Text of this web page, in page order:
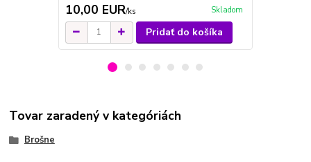
10,00 EUR/ks Skladom
Pridať do košíka
Tovar zaradený v kategóriách
Brošne